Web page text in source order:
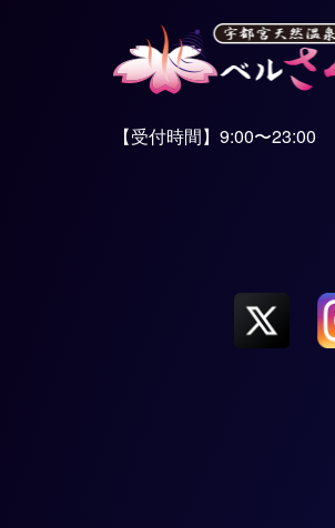
【受付時間】9:00〜23:00